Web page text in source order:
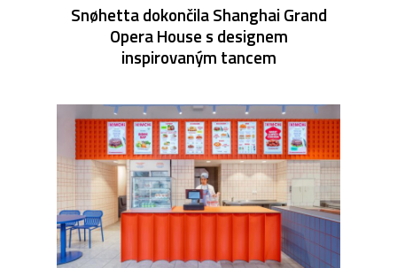
Snøhetta dokončila Shanghai Grand
Opera House s designem
inspirovaným tancem